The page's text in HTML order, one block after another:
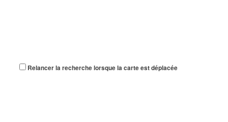
Relancer la recherche lorsque la carte est déplacée